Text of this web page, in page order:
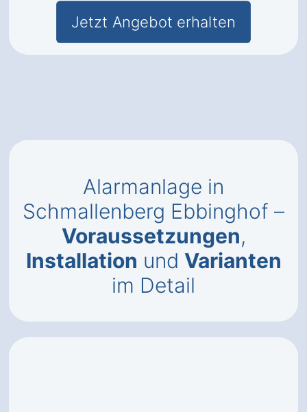
Jetzt Angebot erhalten
Alarmanlage in
Schmallenberg Ebbinghof –
Voraussetzungen,
Installation und Varianten
im Detail